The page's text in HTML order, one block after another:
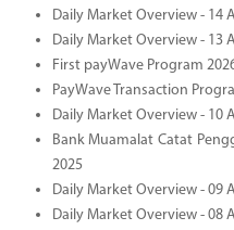
Daily Market Overview - 14
Daily Market Overview - 13
First payWave Program
PayWave Transaction
Daily Market Overview - 10
Bank Muamalat Catat
2025
Daily Market Overview - 09
Daily Market Overview - 08